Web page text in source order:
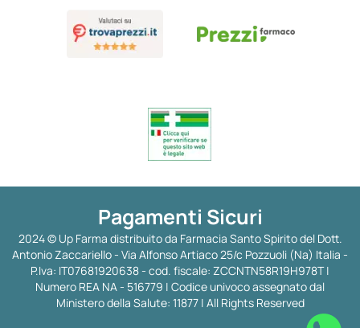
Pagamenti Sicuri
2024 © Up Farma distribuito da Farmacia Santo Spirito del Dott.
Antonio Zaccariello - Via Alfonso Artiaco 25/c Pozzuoli (Na) Italia -
P.Iva: IT07681920638 - cod. fiscale: ZCCNTN58R19H978T |
Numero REA NA - 516779 | Codice univoco assegnato dal
Ministero della Salute: 11877 | All Rights Reserved